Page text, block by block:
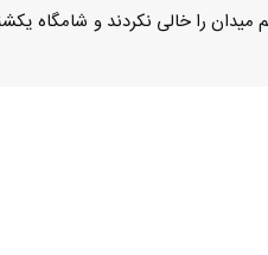
را خالی نکردند و شامگاه